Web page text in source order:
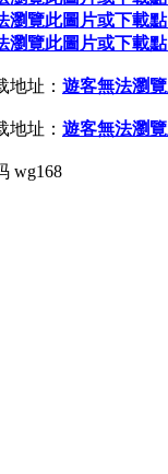
瀏覽此圖片或下載
瀏覽此圖片或下載
地址： 遊客無法瀏
地址： 遊客無法瀏
wg168